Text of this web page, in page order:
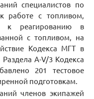
специалистов по
работе с топливом,
к реагированию в
с топливом, на
Кодекса МГТ в
A-V/3 Кодекса
201 тестовое
подготовкам.
членов экипажей